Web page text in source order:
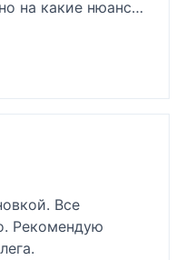
на какие нюансы
же подсказала
будет купить в
повело. Сразу
цену. Очень
своего
разбирается в
напряжении
монтажа дверей
Все
Рекомендую